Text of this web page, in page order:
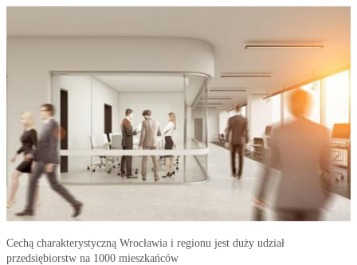
Cechą charakterystyczną Wrocławia i regionu jest duży udział
przedsiębiorstw na 1000 mieszkańców